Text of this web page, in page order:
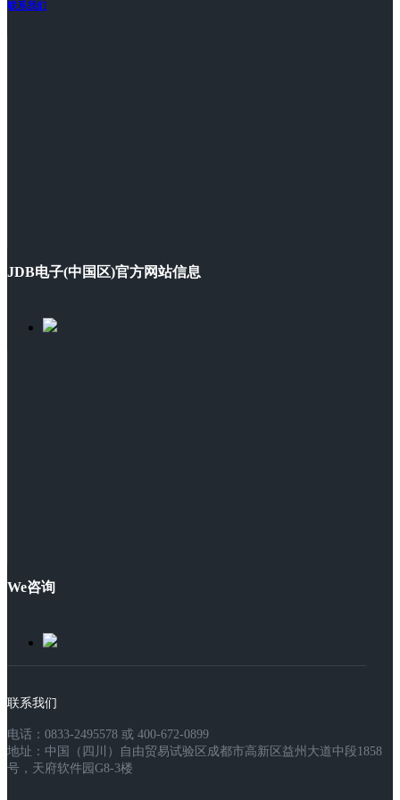
联系我们
JDB电子(中国区)官方网站信息
We咨询
联系我们
电话：0833-2495578 或 400-672-0899
地址：中国（四川）自由贸易试验区成都市高新区益州大道中段1858
号，天府软件园G8-3楼